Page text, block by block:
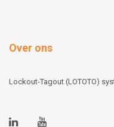
Over ons
Lockout-Tagout (LOTOTO)